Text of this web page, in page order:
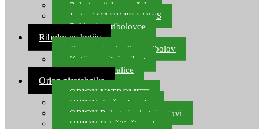
Polarizacijske naočale
Jastuci GABY PILLOWS
Pokloni za ribolovce
Ribolovne kutije
Transportne kutije za ribolov
Kutije za sitni pribor
Kutije za varalice
Orion pirotehnika
ORION VATROMETI
ORION Zračne bombe
ORION Rakete i raketni setovi
ORION Odašiljači zvuka